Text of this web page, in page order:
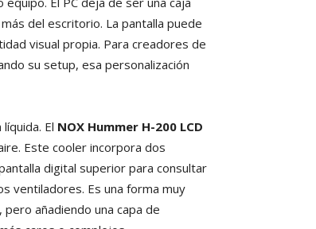
del escritorio. La pantalla puede
visual propia. Para creadores de
su setup, esa personalización
El NOX Hummer H-200 LCD
Este cooler incorpora dos
digital superior para consultar
ventiladores. Es una forma muy
añadiendo una capa de